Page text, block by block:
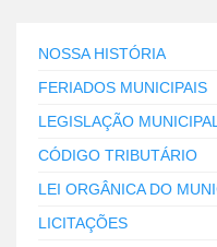
NOSSA HISTÓRIA
FERIADOS MUNICIPAIS
LEGISLAÇÃO
CÓDIGO TRIBUTÁRIO
LEI ORGÂNICA DO
LICITAÇÕES